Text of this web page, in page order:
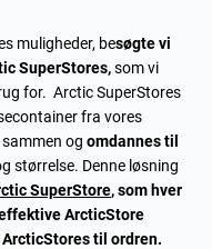
muligheder, besøgte vi
SuperStores,som vi
for. Arctic SuperStores
fra vores
og omdannes til
størrelse. Denne løsning
SuperStore, som hver
ArcticStore
til ordren.